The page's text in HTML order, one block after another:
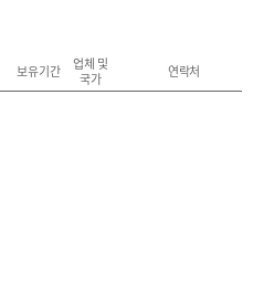
보유기간
업체 및
국가
연락처